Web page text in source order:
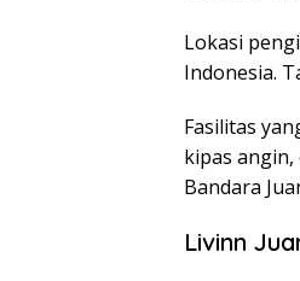
Lokasi
Indonesia.
Fasilitas
kipas angin,
Bandara
Livinn